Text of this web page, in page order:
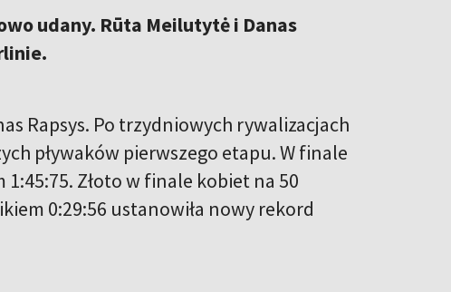
udany. Rūta Meilutytė i Danas
Rapsys. Po trzydniowych rywalizacjach
pływaków pierwszego etapu. W finale
Złoto w finale kobiet na 50
0:29:56 ustanowiła nowy rekord